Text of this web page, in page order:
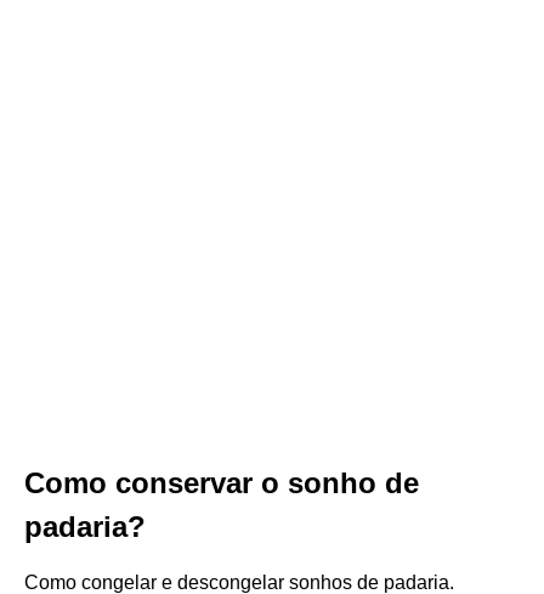
Como conservar o sonho de
padaria?
Como congelar e descongelar sonhos de padaria.